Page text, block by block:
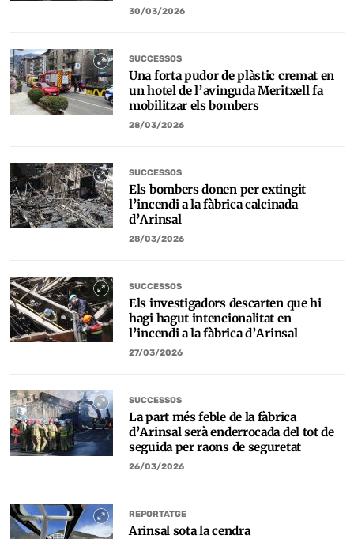
30/03/2026
SUCCESSOS
Una forta pudor de plàstic cremat en
un hotel de l’avinguda Meritxell fa
mobilitzar els bombers
28/03/2026
SUCCESSOS
Els bombers donen per extingit
l’incendi a la fàbrica calcinada
d’Arinsal
28/03/2026
SUCCESSOS
Els investigadors descarten que hi
hagi hagut intencionalitat en
l’incendi a la fàbrica d’Arinsal
27/03/2026
SUCCESSOS
La part més feble de la fàbrica
d’Arinsal serà enderrocada del tot de
seguida per raons de seguretat
26/03/2026
REPORTATGE
Arinsal sota la cendra